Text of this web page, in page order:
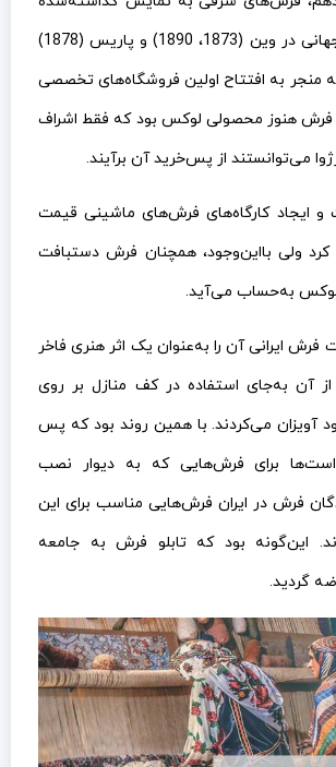
در نمایشگاه‌های جهانی در وین (1873، 1890) و پاریس (1878)
منجر به افتتاح اولین فروشگاه‌های تخصصی
فرش هنوز محصولی لوکس بود که فقط اشراف
می‌توانستند از پس‌خرید آن برآیند.
ایجاد کارگاه‌های فرش‌های ماشینی قیمت
ولی بااین‌وجود، همچنان فرش دستبافت
لوکس به‌حساب می‌آید.
فرش ایرانی آن را به‌عنوان یک اثر هنری فاخر
از آن به‌جای استفاده در کف منازل بر روی
آویزان می‌کردند. با همین روند بود که پس
برای فرش‌هایی که به دیوار نصب
فرش در ایران فرش‌هایی مناسب برای این
این‌گونه بود که تابلو فرش به جامعه
گردید.